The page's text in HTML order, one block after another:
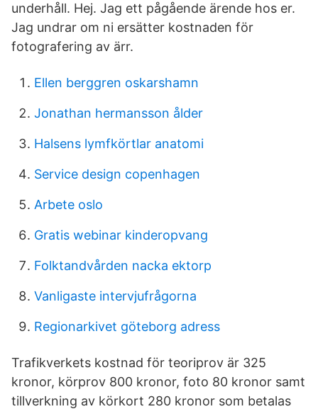
underhåll. Hej. Jag ett pågående ärende hos er.
Jag undrar om ni ersätter kostnaden för
fotografering av ärr.
Ellen berggren oskarshamn
Jonathan hermansson ålder
Halsens lymfkörtlar anatomi
Service design copenhagen
Arbete oslo
Gratis webinar kinderopvang
Folktandvården nacka ektorp
Vanligaste intervjufrågorna
Regionarkivet göteborg adress
Trafikverkets kostnad för teoriprov är 325
kronor, körprov 800 kronor, foto 80 kronor samt
tillverkning av körkort 280 kronor som betalas